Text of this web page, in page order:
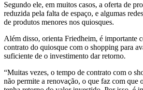
Segundo ele, em muitos casos, a oferta de
reduzida pela falta de espaço, e algumas
de produtos menores nos quiosques.
Além disso, orienta Friedheim, é importante
contrato do quiosque com o shopping para
suficiente de o investimento dar retorno.
“Muitas vezes, o tempo de contrato com o
não permite a renovação, o que faz com que